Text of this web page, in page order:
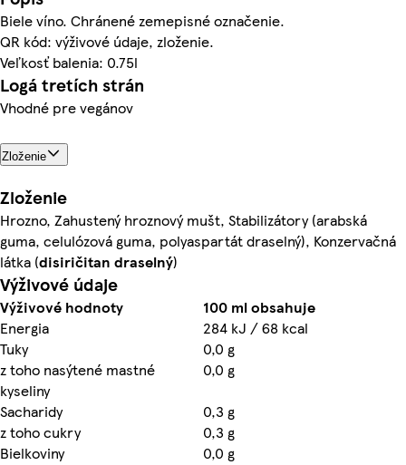
Biele víno. Chránené zemepisné označenie.
QR kód: výživové údaje, zloženie.
Veľkosť balenia: 0.75l
Logá tretích strán
Vhodné pre vegánov
Zloženie
Zloženie
Hrozno, Zahustený hroznový mušt, Stabilizátory (arabská
guma, celulózová guma, polyaspartát draselný), Konzervačná
látka (disiričitan draselný)
Výživové údaje
Výživové hodnoty
100 ml obsahuje
Energia
284 kJ / 68 kcal
Tuky
0,0 g
z toho nasýtené mastné
kyseliny
0,0 g
Sacharidy
0,3 g
z toho cukry
0,3 g
Bielkoviny
0,0 g